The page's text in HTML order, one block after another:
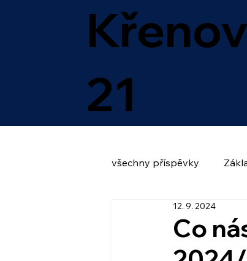
21
všechny příspěvky
Co
12. 9. 2024